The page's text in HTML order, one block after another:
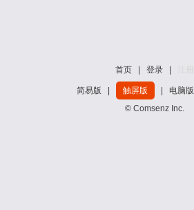
首页 登录
简易版 触屏版 电脑版
© Comsenz Inc.